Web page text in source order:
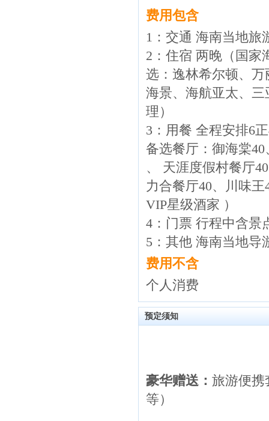
费用包含
1：交通 海南当地旅
2：住宿 两晚（国家
选：逸林希尔顿、
海景、海航亚太、
理）
3：用餐 全程安排6
备选餐厅：御海棠
、 天涯度假村餐厅
力合餐厅40、川味
VIP星级酒家 ）
4：门票 行程中含景
5：其他 海南当地导
费用不含
个人消费
预定须知
豪华赠送： 旅游便携
等）